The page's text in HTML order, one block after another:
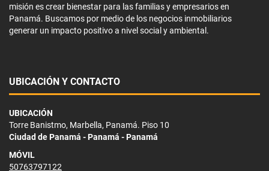
misión es crear bienestar para las familias y empresarios en
Panamá. Buscamos por medio de los negocios inmobiliarios
generar un impacto positivo a nivel social y ambiental.
UBICACIÓN Y CONTACTO
UBICACIÓN
Torre Banistmo, Marbella, Panamá. Piso 10
Ciudad de Panamá - Panamá - Panamá
MÓVIL
50763797122